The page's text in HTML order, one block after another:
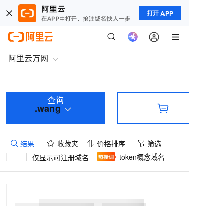
打开 APP
阿里云万网
查询
.wang
结果 收藏夹 价格排序
筛选
仅显示可注册域名
token概念域名